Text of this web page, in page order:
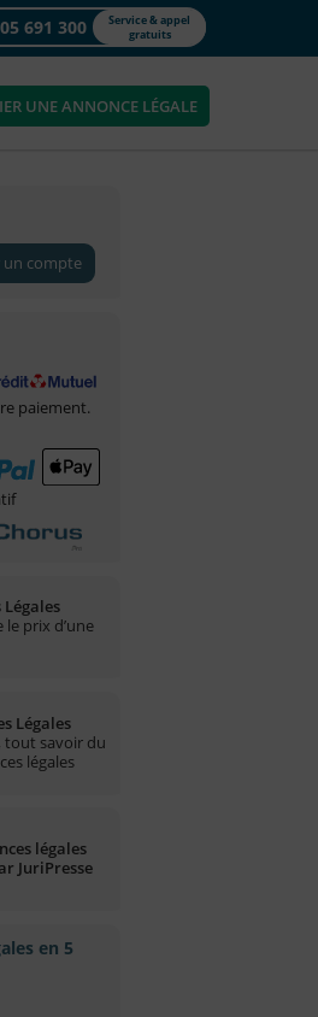
691 300
Service & appel
gratuits
UNE ANNONCE LÉGALE
un compte
paiement.
prix d’une
Légales
tout savoir du
légales
légales
JuriPresse
en 5